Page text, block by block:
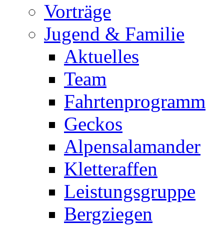
Vorträge
Jugend & Familie
Aktuelles
Team
Fahrtenprogramm
Geckos
Alpensalamander
Kletteraffen
Leistungsgruppe
Bergziegen